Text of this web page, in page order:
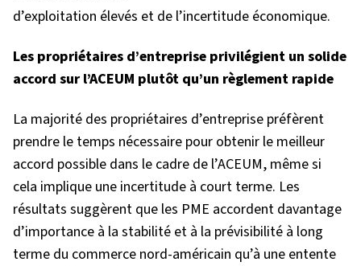
d’exploitation élevés et de l’incertitude économique.
Les propriétaires d’entreprise privilégient un solide
accord sur l’ACEUM plutôt qu’un règlement rapide
La majorité des propriétaires d’entreprise préfèrent
prendre le temps nécessaire pour obtenir le meilleur
accord possible dans le cadre de l’ACEUM, même si
cela implique une incertitude à court terme. Les
résultats suggèrent que les PME accordent davantage
d’importance à la stabilité et à la prévisibilité à long
terme du commerce nord-américain qu’à une entente